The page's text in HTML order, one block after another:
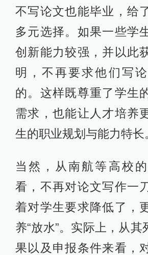
不写论文也能毕业，给
多元选择。如果一些学
创新能力较强，并以此
明，不再要求他们写
的。这样既尊重了学生
需求，也能让人才培养
生的职业规划与能力特长
当然，从南航等高校
看，不再对论文写作一
着对学生要求降低了，
养“放水”。实际上，从其
果以及申报条件来看，